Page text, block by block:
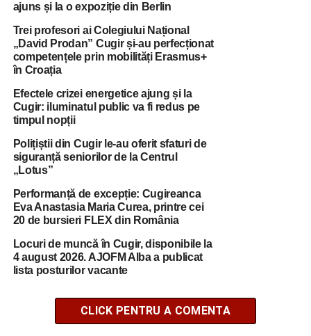
ajuns și la o expoziție din Berlin
Trei profesori ai Colegiului Național
„David Prodan” Cugir și-au perfecționat
competențele prin mobilități Erasmus+
în Croația
Efectele crizei energetice ajung și la
Cugir: iluminatul public va fi redus pe
timpul nopții
Polițiștii din Cugir le-au oferit sfaturi de
siguranță seniorilor de la Centrul
„Lotus”
Performanță de excepție: Cugireanca
Eva Anastasia Maria Curea, printre cei
20 de bursieri FLEX din România
Locuri de muncă în Cugir, disponibile la
4 august 2026. AJOFM Alba a publicat
lista posturilor vacante
CLICK PENTRU A COMENTA